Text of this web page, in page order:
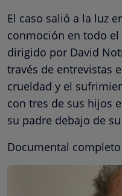
El caso salió a la luz
conmoción en todo
dirigido por David
través de entrevistas
crueldad y el
con tres de sus hijos
su padre debajo de
Documental